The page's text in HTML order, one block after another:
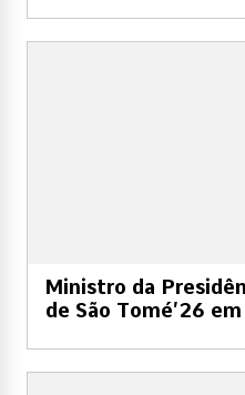
Ministro da
de São Tomé’26